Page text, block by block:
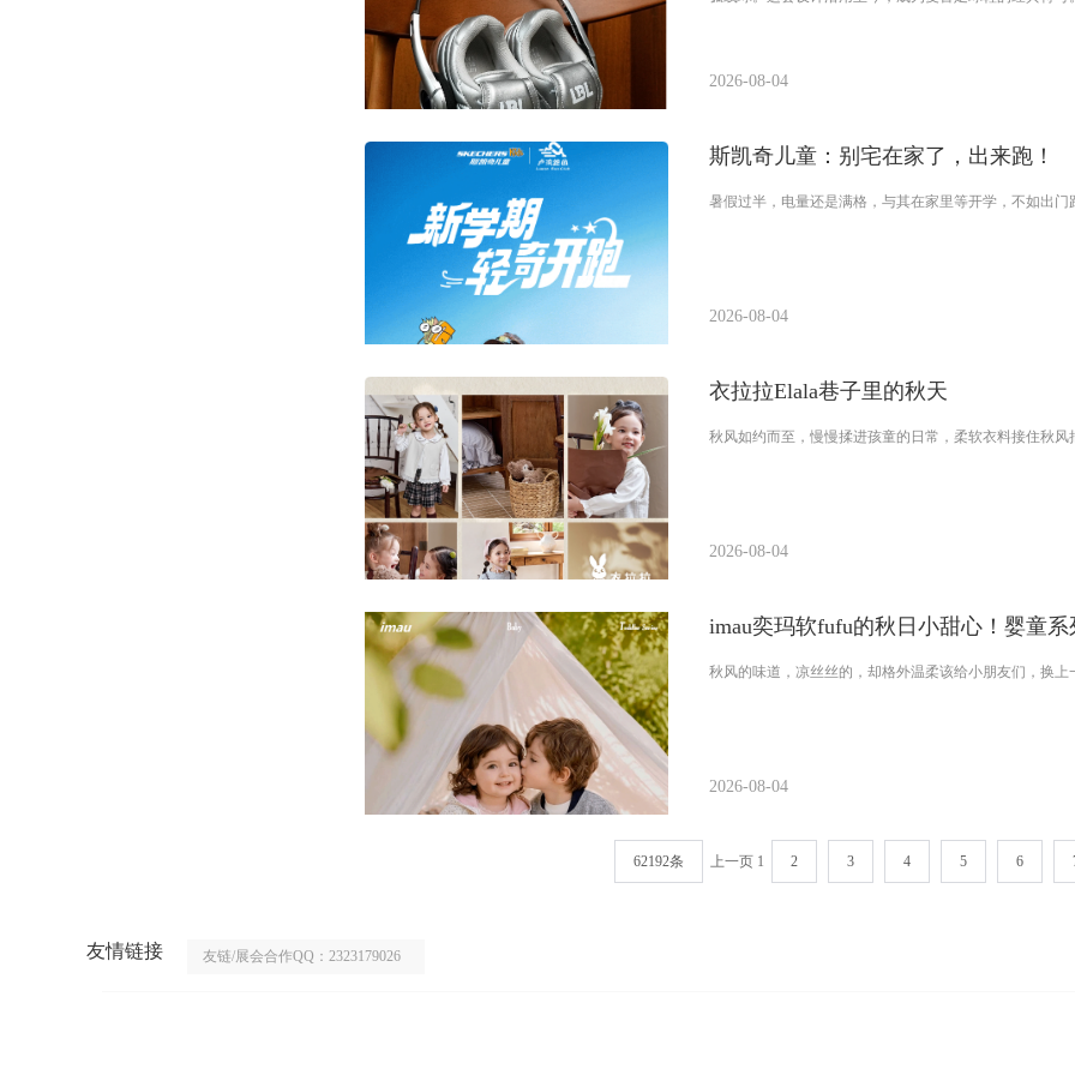
2026-08-04
斯凯奇儿童：别宅在家了，出来跑！
暑假过半，电量还是满格，与其在家里等开学，不如出门
2026-08-04
衣拉拉Elala巷子里的秋天
秋风如约而至，慢慢揉进孩童的日常，柔软衣料接住秋风
2026-08-04
imau奕玛软fufu的秋日小甜心！婴童系
秋风的味道，凉丝丝的，却格外温柔该给小朋友们，换上
2026-08-04
62192条 上一页 1 2 3 4 5 6
友情链接 友链/展会合作QQ：2323179026